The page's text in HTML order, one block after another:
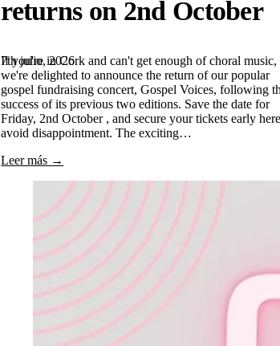
returns on 2nd October
7th julio, 2026
If you're in Cork and can't get enough of choral music,
we're delighted to announce the return of our popular
gospel fundraising concert, Gospel Voices, following
success of its previous two editions. Save the date for
Friday, 2nd October , and secure your tickets early
avoid disappointment. The exciting…
Leer más →